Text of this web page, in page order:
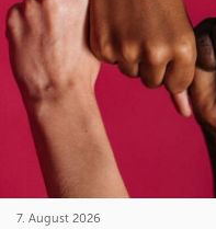
7. August 2026